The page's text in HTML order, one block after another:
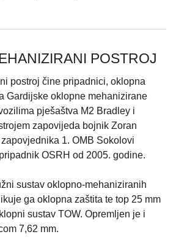
POSTROJ
postroj čine pripadnici, oklopna
Gardijske oklopne mehanizirane
pješaštva M2 Bradley i
zapovijeda bojnik Zoran
1. OMB Sokolovi
OSRH od 2005. godine.
sustav oklopno-mehaniziranih
ga oklopna zaštita te top 25 mm
sustav TOW. Opremljen je i
7,62 mm.